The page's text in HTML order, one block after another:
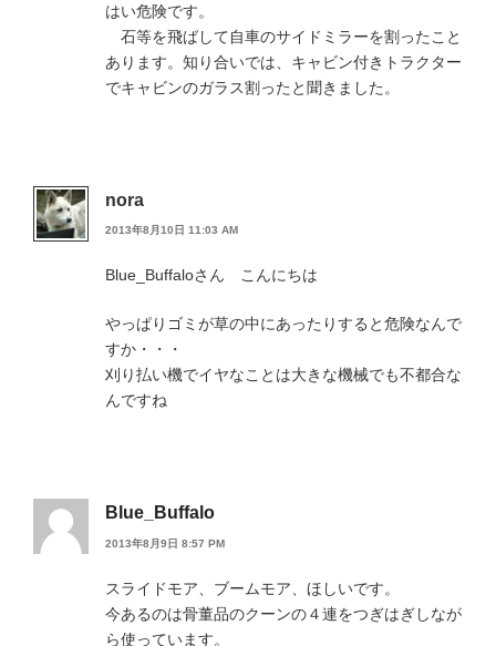
はい危険です。
石等を飛ばして自車のサイドミラーを割ったこと
あります。知り合いでは、キャビン付きトラクター
でキャビンのガラス割ったと聞きました。
nora
2013年8月10日 11:03 AM
Blue_Buffaloさん こんにちは
やっぱりゴミが草の中にあったりすると危険なんで
すか・・・
刈り払い機でイヤなことは大きな機械でも不都合な
んですね
Blue_Buffalo
2013年8月9日 8:57 PM
スライドモア、ブームモア、ほしいです。
今あるのは骨董品のクーンの４連をつぎはぎしなが
ら使っています。